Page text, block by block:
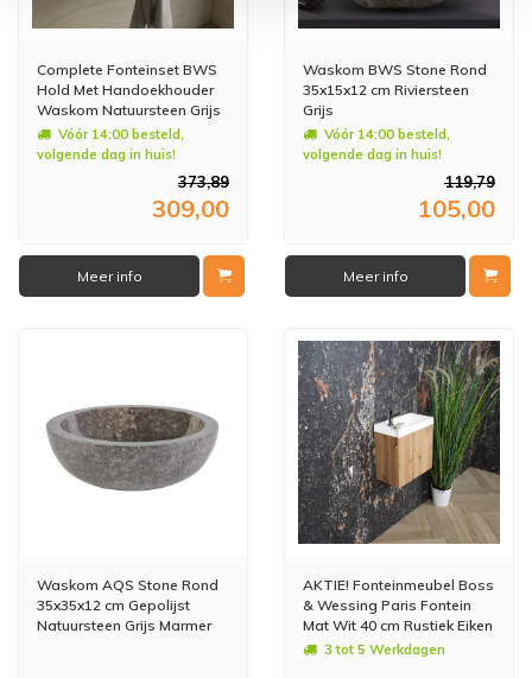
Complete Fonteinset BWS
Hold Met Handoekhouder
Waskom Natuursteen Grijs
En Fonteinkraan Koper
Vóór 14:00 besteld,
volgende dag in huis!
373,89
309,00
Meer info
Waskom BWS Stone Rond
35x15x12 cm Riviersteen
Grijs
Vóór 14:00 besteld,
volgende dag in huis!
119,79
105,00
Meer info
Waskom AQS Stone Rond
35x35x12 cm Gepolijst
Natuursteen Grijs Marmer
AKTIE! Fonteinmeubel Boss
& Wessing Paris Fontein
Mat Wit 40 cm Rustiek Eiken
(1 kraangat)
3 tot 5 Werkdagen